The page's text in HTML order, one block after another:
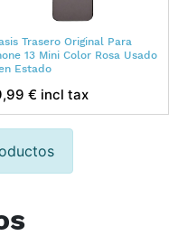
Trasero Original Para
13 Mini Color Rosa Usado
Estado
€ incl tax